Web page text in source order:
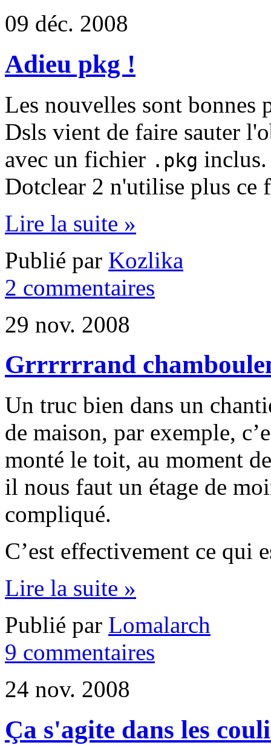
09 déc. 2008
Adieu pkg !
Les nouvelles sont bonnes
Dsls vient de faire sauter
avec un fichier .pkg
Dotclear 2 n'utilise plus ce
Lire la suite »
Publié par Kozlika
2 commentaires
29 nov. 2008
Grrrrrrand
Un truc bien dans un
de maison, par exemple,
monté le toit, au moment
il nous faut un étage de
compliqué.
C’est effectivement ce qui
Lire la suite »
Publié par Lomalarch
9 commentaires
24 nov. 2008
Ça s'agite dans les